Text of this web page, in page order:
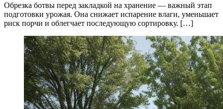
Обрезка ботвы перед закладкой на хранение — важный этап
подготовки урожая. Она снижает испарение влаги, уменьшает
риск порчи и облегчает последующую сортировку. […]